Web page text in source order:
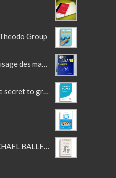
Group
Petit Guide Lean à l'usage des managers
Learning to scale, the secret to growing a fast and resilient company
WHAT'S LEAN - MICHAEL BALLE'S LEAN GLOSSARY